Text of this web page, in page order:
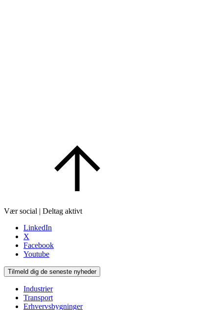
Vær social | Deltag aktivt
LinkedIn
X
Facebook
Youtube
Tilmeld dig de seneste nyheder
Industrier
Transport
Erhvervsbygninger